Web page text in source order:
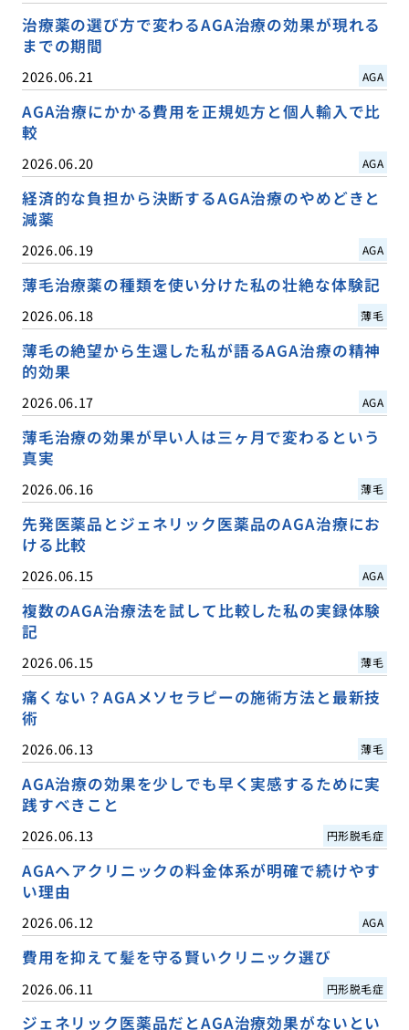
治療薬の選び方で変わるAGA治療の効果が現れる
までの期間
2026.06.21 AGA
AGA治療にかかる費用を正規処方と個人輸入で比
較
2026.06.20 AGA
経済的な負担から決断するAGA治療のやめどきと
減薬
2026.06.19 AGA
薄毛治療薬の種類を使い分けた私の壮絶な体験記
2026.06.18 薄毛
薄毛の絶望から生還した私が語るAGA治療の精神
的効果
2026.06.17 AGA
薄毛治療の効果が早い人は三ヶ月で変わるという
真実
2026.06.16 薄毛
先発医薬品とジェネリック医薬品のAGA治療にお
ける比較
2026.06.15 AGA
複数のAGA治療法を試して比較した私の実録体験
記
2026.06.15 薄毛
痛くない？AGAメソセラピーの施術方法と最新技
術
2026.06.13 薄毛
AGA治療の効果を少しでも早く実感するために実
践すべきこと
2026.06.13 円形脱毛症
AGAヘアクリニックの料金体系が明確で続けやす
い理由
2026.06.12 AGA
費用を抑えて髪を守る賢いクリニック選び
2026.06.11 円形脱毛症
ジェネリック医薬品だとAGA治療効果がないとい